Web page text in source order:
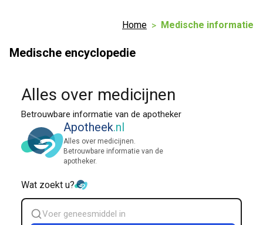
Home Medische informatie
Medische encyclopedie
Alles over medicijnen
Betrouwbare informatie van de apotheker
Apotheek.nl
Alles over medicijnen.
Betrouwbare informatie van de
apotheker.
Wat zoekt u?
Zoek
geneesmiddel